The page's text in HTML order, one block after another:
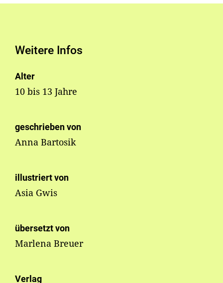
Weitere Infos
Alter
10 bis 13 Jahre
geschrieben von
Anna Bartosik
illustriert von
Asia Gwis
übersetzt von
Marlena Breuer
Verlag